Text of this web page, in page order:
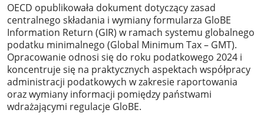
OECD opublikowała dokument dotyczący zasad
centralnego składania i wymiany formularza GloBE
Information Return (GIR) w ramach systemu globalnego
podatku minimalnego (Global Minimum Tax – GMT).
Opracowanie odnosi się do roku podatkowego 2024 i
koncentruje się na praktycznych aspektach współpracy
administracji podatkowych w zakresie raportowania
oraz wymiany informacji pomiędzy państwami
wdrażającymi regulacje GloBE.